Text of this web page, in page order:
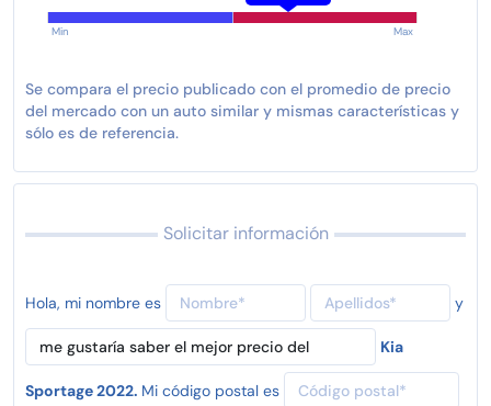
Min Max
Se compara el precio publicado con el promedio de precio
del mercado con un auto similar y mismas características y
sólo es de referencia.
Solicitar información
Hola, mi nombre es y
Kia
Sportage 2022. Mi código postal es